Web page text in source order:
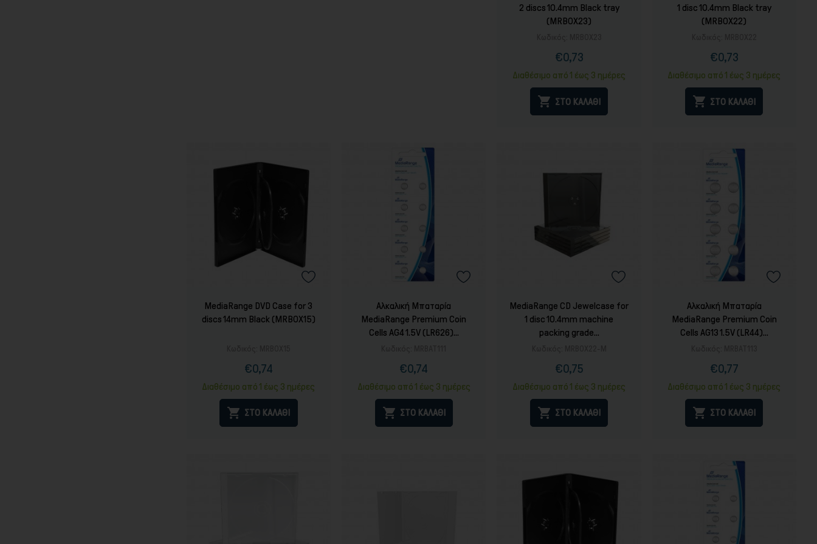
2 discs 10.4mm Black tray
(MRBOX23)
Τιμή
€0,73Κανονική
τιμή
Διαθέσιμο από 1 έως 3 ημέρες
 ΣΤΟ ΚΑΛΑΘΙ
1 disc 10.4mm Black tray
(MRBOX22)
Τιμή
€0,73Κανονική
τιμή
Διαθέσιμο από 1 έως 3 ημέρες
 ΣΤΟ ΚΑΛΑΘΙ
MediaRange DVD Case for 3
discs 14mm Black (MRBOX15)
Τιμή
€0,74Κανονική
τιμή
Διαθέσιμο από 1 έως 3 ημέρες
 ΣΤΟ ΚΑΛΑΘΙ
Αλκαλική Μπαταρία
MediaRange Premium Coin
Cells AG4 1.5V (LR626)...
Τιμή
€0,74
Διαθέσιμο από 1 έως 3 ημέρες
 ΣΤΟ ΚΑΛΑΘΙ
MediaRange CD Jewelcase for
1 disc 10.4mm machine
packing grade...
Τιμή
€0,75Κανονική
τιμή
Διαθέσιμο από 1 έως 3 ημέρες
 ΣΤΟ ΚΑΛΑΘΙ
Αλκαλική Μπαταρία
MediaRange Premium Coin
Cells AG13 1.5V (LR44)...
Τιμή
€0,77
Διαθέσιμο από 1 έως 3 ημέρες
 ΣΤΟ ΚΑΛΑΘΙ